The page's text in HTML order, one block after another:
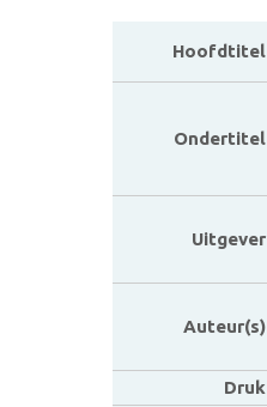
Hoofdtitel
Ondertitel
Uitgever
Auteur(s)
Druk